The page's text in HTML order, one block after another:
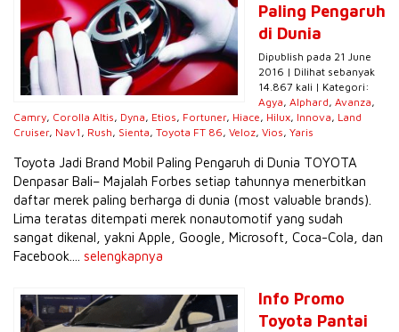
Paling Pengaruh
di Dunia
Dipublish pada 21 June
2016 | Dilihat sebanyak
14.867 kali | Kategori:
Agya, Alphard, Avanza,
Camry, Corolla Altis, Dyna, Etios, Fortuner, Hiace, Hilux, Innova, Land
Cruiser, Nav1 , Rush, Sienta, Toyota FT 86, Veloz, Vios, Yaris
Toyota Jadi Brand Mobil Paling Pengaruh di Dunia TOYOTA
Denpasar Bali– Majalah Forbes setiap tahunnya menerbitkan
daftar merek paling berharga di dunia (most valuable brands).
Lima teratas ditempati merek nonautomotif yang sudah
sangat dikenal, yakni Apple, Google, Microsoft, Coca-Cola, dan
Facebook.... selengkapnya
Info Promo
Toyota Pantai